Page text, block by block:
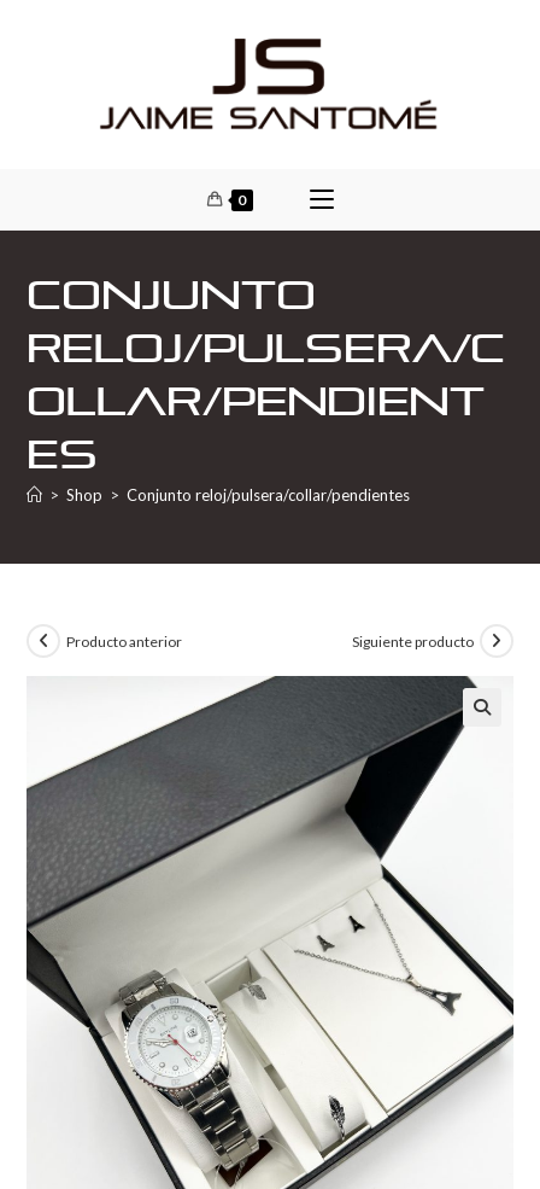
0
Conjunto
reloj/pulsera/c
ollar/pendient
es
> Shop > Conjunto reloj/pulsera/collar/pendientes
Producto anterior Siguiente producto